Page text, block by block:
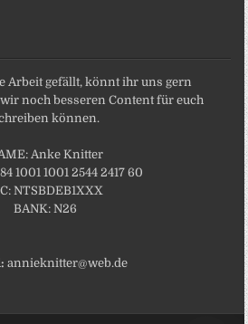
Arbeit gefällt, könnt ihr uns gern
noch besseren Content für euch
können.
Anke Knitter
1001 1001 2544 2417 60
NTSBDEB1XXX
BANK: N26
annieknitter@web.de